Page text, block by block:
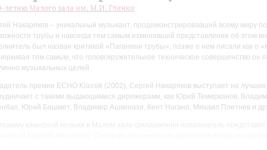
летию Малого зала им. М.И. Глинки
Накаряков – уникальный музыкант, продемонстрировавший всему миру
трубы и навсегда тем самым изменивший представления об этом
был назван критикой «Паганини трубы», позже о нем писали как о
тем самым, что головокружительное техническое совершенство он
музыкальных целей.
премии ECHO Klassik (2002), Сергей Накаряков выступает на
с такими выдающимися дирижерами, как Юрий Темирканов,
Юрий Башмет, Владимир Ашкенази, Кент Нагано, Михаил Плетнев и